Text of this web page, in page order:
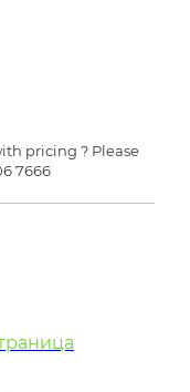
pricing ? Please
7666